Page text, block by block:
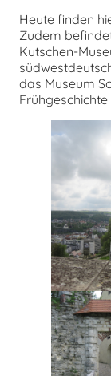
Heute finden
Zudem
Kutschen-
das Museum